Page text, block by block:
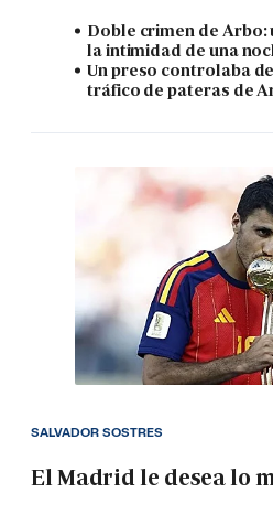
Doble crimen de Arbo:
la intimidad de una
Un preso controlaba
tráfico de pateras de
El Madrid le desea lo
SALVADOR SOSTRES